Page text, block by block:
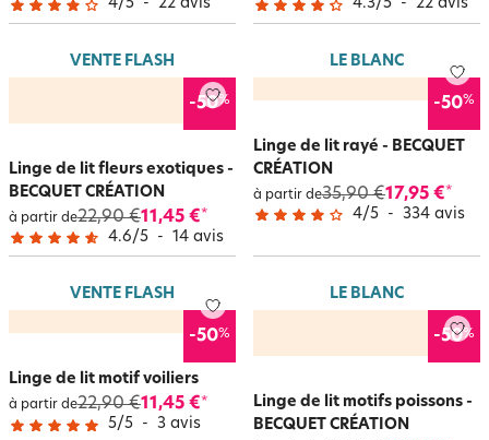
4/5 - 22 avis 4.3/5 - 22 avis
VENTE FLASH
-50%
Linge de lit fleurs exotiques -
BECQUET CRÉATION
à partir de22,90 €11,45 €*
4.6/5 - 14 avis
LE BLANC
-50%
Linge de lit rayé - BECQUET
CRÉATION
à partir de35,90 €17,95 €*
4/5 - 334 avis
VENTE FLASH
-50%
Linge de lit motif voiliers
à partir de22,90 €11,45 €*
5/5 - 3 avis
LE BLANC
-50%
Linge de lit motifs poissons -
BECQUET CRÉATION